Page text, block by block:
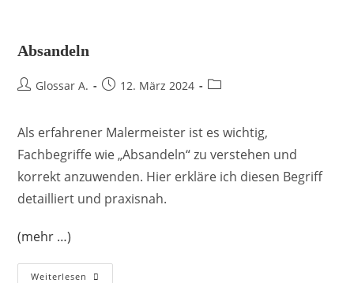
Absandeln
Glossar A. 12. März 2024
Als erfahrener Malermeister ist es wichtig,
Fachbegriffe wie „Absandeln“ zu verstehen und
korrekt anzuwenden. Hier erkläre ich diesen Begriff
detailliert und praxisnah.
(mehr …)
Weiterlesen